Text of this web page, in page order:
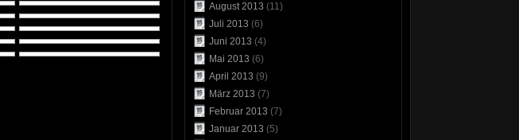
August 2013 (11)
Juli 2013 (6)
Juni 2013 (4)
Mai 2013 (6)
April 2013 (9)
März 2013 (7)
Februar 2013 (7)
Januar 2013 (5)